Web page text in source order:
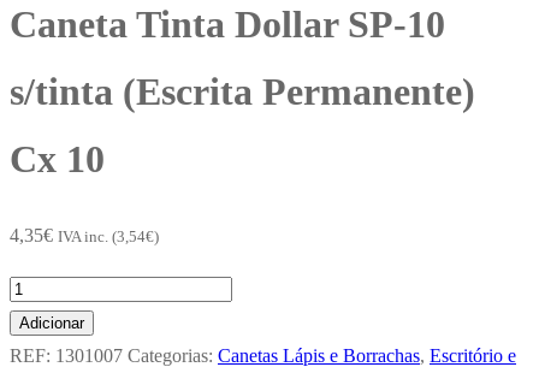
Caneta Tinta Dollar SP-10
s/tinta (Escrita Permanente)
Cx 10
4,35€ IVA inc. (3,54€)
Quantidade
de
Caneta
Adicionar
REF: 1301007 Categorias: Canetas Lápis e Borrachas, Escritório e